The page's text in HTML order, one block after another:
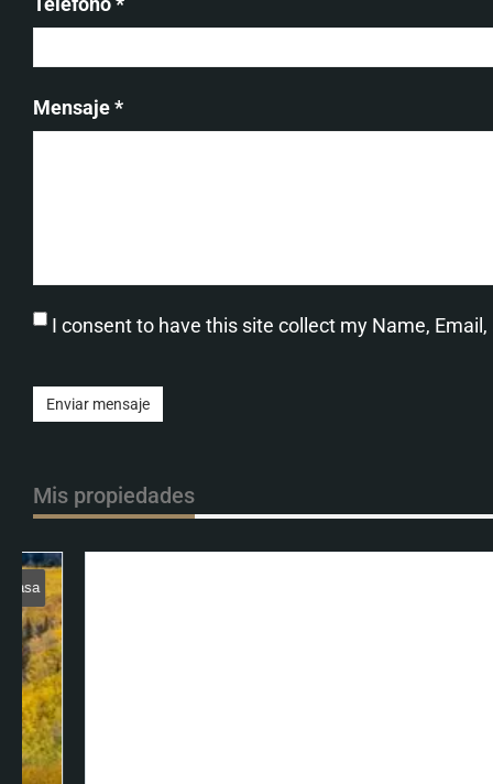
Mensaje *
I consent to have this site collect my Name, Email,
Enviar mensaje
Mis propiedades